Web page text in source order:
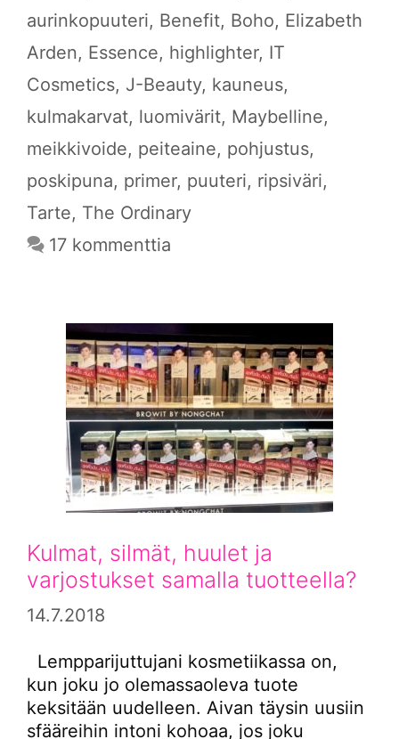
aurinkopuuteri, Benefit, Boho, Elizabeth
Arden, Essence, highlighter, IT
Cosmetics, J-Beauty, kauneus,
kulmakarvat, luomivärit, Maybelline,
meikkivoide, peiteaine, pohjustus,
poskipuna, primer, puuteri, ripsiväri,
Tarte, The Ordinary
17 kommenttia
Kulmat, silmät, huulet ja
varjostukset samalla tuotteella?
14.7.2018
Lempparijuttujani kosmetiikassa on,
kun joku jo olemassaoleva tuote
keksitään uudelleen. Aivan täysin uusiin
sfääreihin intoni kohoaa, jos joku